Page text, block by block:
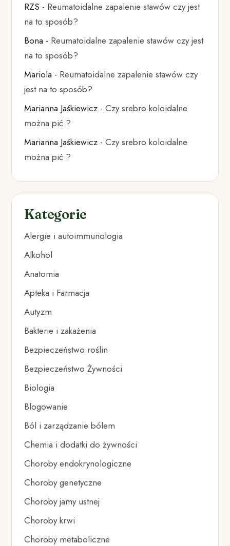
RZS - Reumatoidalne zapalenie stawów czy jest
na to sposób?
Bona - Reumatoidalne zapalenie stawów czy jest
na to sposób?
Mariola - Reumatoidalne zapalenie stawów czy
jest na to sposób?
Marianna Jaśkiewicz -Czy srebro koloidalne
można pić ?
Marianna Jaśkiewicz -Czy srebro koloidalne
można pić ?
Kategorie
Alergie i autoimmunologia
Alkohol
Anatomia
Apteka i Farmacja
Autyzm
Bakterie i zakażenia
Bezpieczeństwo roślin
Bezpieczeństwo Żywności
Biologia
Blogowanie
Ból i zarządzanie bólem
Chemia i dodatki do żywności
Choroby endokrynologiczne
Choroby genetyczne
Choroby jamy ustnej
Choroby krwi
Choroby metaboliczne